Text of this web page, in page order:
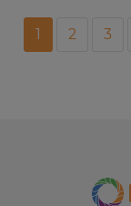
1 2 3